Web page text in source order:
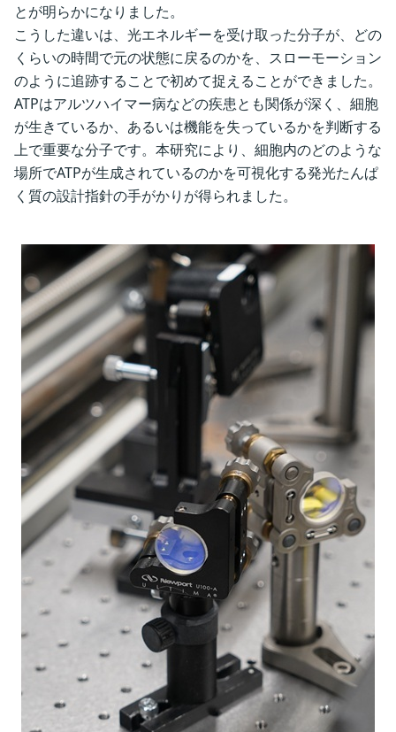
とが明らかになりました。
こうした違いは、光エネルギーを受け取った分子が、どの
くらいの時間で元の状態に戻るのかを、スローモーション
のように追跡することで初めて捉えることができました。
ATPはアルツハイマー病などの疾患とも関係が深く、細胞
が生きているか、あるいは機能を失っているかを判断する
上で重要な分子です。本研究により、細胞内のどのような
場所でATPが生成されているのかを可視化する発光たんぱ
く質の設計指針の手がかりが得られました。